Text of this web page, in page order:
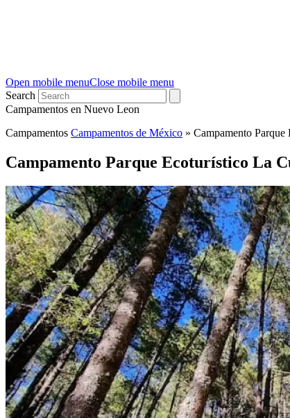
Open mobile menuClose mobile menu
Search
Campamentos en Nuevo Leon
Campamentos Campamentos de México » Campamento
Campamento Parque Ecoturístico La